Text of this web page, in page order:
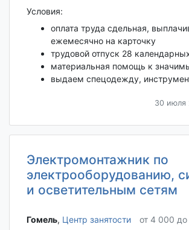
Условия:
оплата труда сдельная,
ежемесячно на карточку
трудовой отпуск 28
материальная помощь к
выдаем спецодежду,
30 июля
Электромонтажник по
электрооборудованию,
и осветительным сетям
Гомель‎, Центр занятости от 4 000